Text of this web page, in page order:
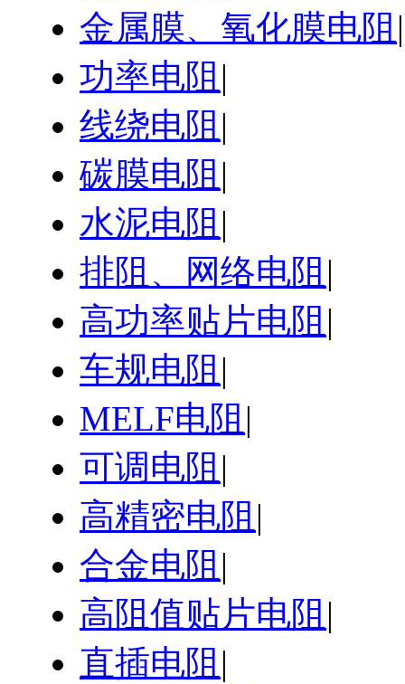
金属膜、氧化膜电阻 |
功率电阻 |
线绕电阻 |
碳膜电阻 |
水泥电阻 |
排阻、网络电阻 |
高功率贴片电阻 |
车规电阻 |
MELF电阻 |
可调电阻 |
高精密电阻 |
合金电阻 |
高阻值贴片电阻 |
直插电阻 |